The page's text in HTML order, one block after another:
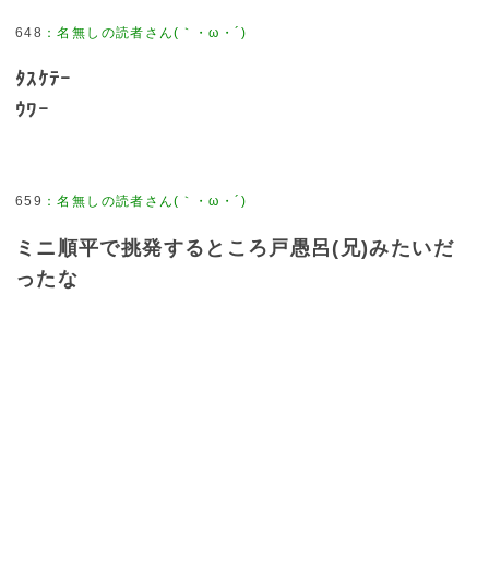
648 ：名無しの読者さん(｀・ω・´)
ﾀｽｹﾃｰ
ｳﾜｰ
659 ：名無しの読者さん(｀・ω・´)
ミニ順平で挑発するところ戸愚呂(兄)みたいだ
ったな